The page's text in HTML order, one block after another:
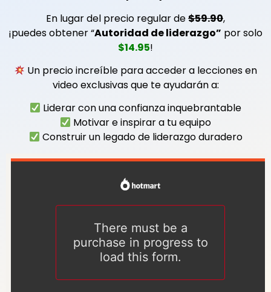
En lugar del precio regular de$59.90,
¡puedes obtener “Autoridad de liderazgo” por solo
$14.95!
Un precio increíble para acceder a lecciones en
video exclusivas que te ayudarán a:
Liderar con una confianza inquebrantable
Motivar e inspirar a tu equipo
Construir un legado de liderazgo duradero